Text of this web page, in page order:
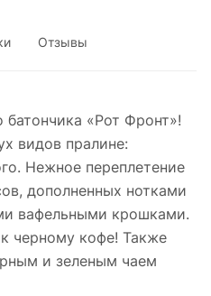
Отзывы
«Рот Фронт»!
видов пралине:
Нежное переплетение
дополненных нотками
вафельными крошками.
черному кофе! Также
и зеленым чаем